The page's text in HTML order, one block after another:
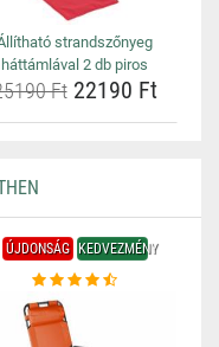
strandszőnyeg
háttámlával 2 db piros
Ft22190 Ft
ÚJDONSÁG KEDVEZMÉNY